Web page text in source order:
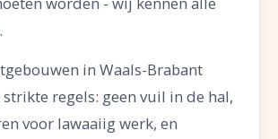
in Waals-Brabant
strikte regels: geen vuil in de hal,
voor lawaaiig werk, en